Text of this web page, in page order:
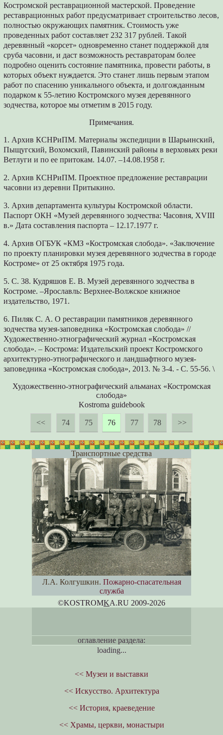
Костромской реставрационной мастерской. Проведение
реставрационных работ предусматривает строительство лесов,
полностью окружающих памятник. Стоимость уже
проведенных работ составляет 232 317 рублей. Такой
деревянный «корсет» одновременно станет поддержкой для
сруба часовни, и даст возможность реставраторам более
подробно оценить состояние памятника, провести работы, в
которых объект нуждается. Это станет лишь первым этапом
работ по спасению уникального объекта, и долгожданным
подарком к 55-летию Костромского музея деревянного
зодчества, которое мы отметим в 2015 году.
Примечания.
1. Архив КСНРиПМ. Материалы экспедиции в Шарьинский,
Пыщугский, Вохомский, Павинский районы в верховьях реки
Ветлуги и по ее притокам. 14.07. –14.08.1958 г.
2. Архив КСНРиПМ. Проектное предложение реставрации
часовни из деревни Притыкино.
3. Архив департамента культуры Костромской области.
Паспорт ОКН «Музей деревянного зодчества: Часовня, XVIII
в.» Дата составления паспорта – 12.17.1977 г.
4. Архив ОГБУК «КМЗ «Костромская слобода». «Заключение
по проекту планировки музея деревянного зодчества в городе
Костроме» от 25 октября 1975 года.
5. С. 38. Кудряшов Е. В. Музей деревянного зодчества в
Костроме. –Ярославль: Верхнее-Волжское книжное
издательство, 1971.
6. Пиляк С. А. О реставрации памятников деревянного
зодчества музея-заповедника «Костромская слобода» //
Художественно-этнографический журнал «Костромская
слобода». – Кострома: Издательский проект Костромского
архитектурно-этнографического и ландшафтного музея-
заповедника «Костромская слобода», 2013. № 3-4. - С. 55-56. \
Художественно-этнографический альманах «Костромская
слобода»
Kostroma guidebook
<< 74 75 76 77 78 >>
Транспортные средства
Л.А. Колгушкин. Пожарно-спасательная
служба
©KOSTROMKA.RU 2009-2026
оглавление раздела:
loading...
<< Музеи и выставки
<< Искусство. Архитектура
<< История, краеведение
<< Храмы, церкви, монастыри